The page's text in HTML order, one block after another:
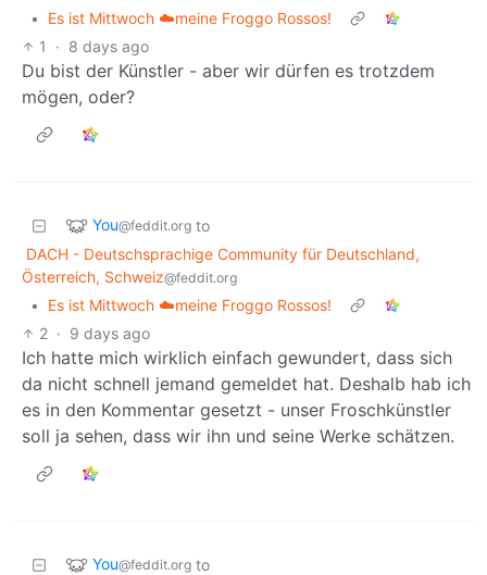
•
Es ist Mittwoch ☁️meine Froggo Rossos!
1
· 8 days ago
Du bist der Künstler - aber wir dürfen es trotzdem
mögen, oder?
You@feddit.org to
DACH - Deutschsprachige Community für Deutschland,
Österreich, Schweiz@feddit.org
•
Es ist Mittwoch ☁️meine Froggo Rossos!
2 · 9 days ago
Ich hatte mich wirklich einfach gewundert, dass sich
da nicht schnell jemand gemeldet hat. Deshalb hab ich
es in den Kommentar gesetzt - unser Froschkünstler
soll ja sehen, dass wir ihn und seine Werke schätzen.
You@feddit.org to